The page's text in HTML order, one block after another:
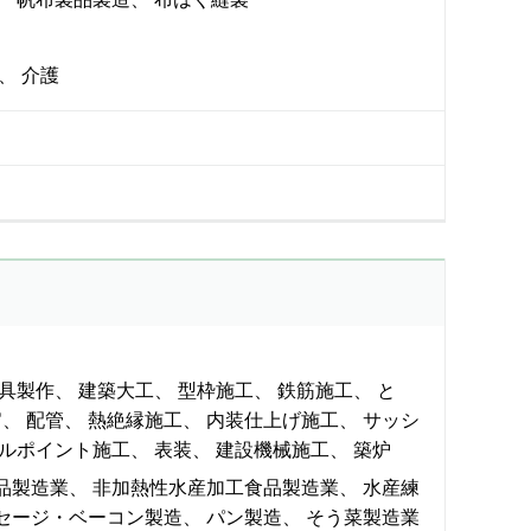
介護
製作 建築大工 型枠施工 鉄筋施工
と
配管 熱絶縁施工 内装仕上げ施工
サッシ
ポイント施工
表装 建設機械施工
築炉
製造業
非加熱性水産加工食品製造業
水産練
ージ・ベーコン製造
パン製造 そう菜製造業